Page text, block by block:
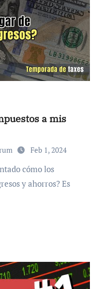
a mis
Feb 1, 2024
y ahorros? Es